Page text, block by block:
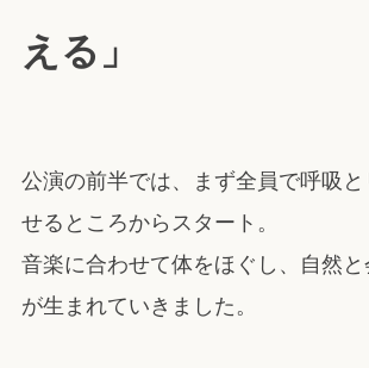
える」
公演の前半では、まず全員で呼吸
せるところからスタート。
音楽に合わせて体をほぐし、自然
が生まれていきました。